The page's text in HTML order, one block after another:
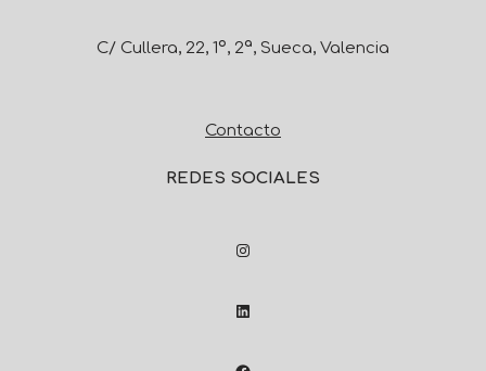
C/ Cullera, 22, 1º, 2ª, Sueca, Valencia
Contacto
REDES SOCIALES